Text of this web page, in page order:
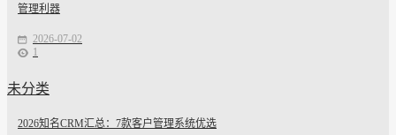
管理利器
2026-07-02
1
未分类
2026知名CRM汇总：7款客户管理系统优选